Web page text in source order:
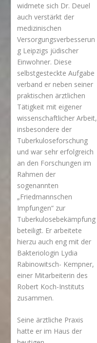
widmete sich Dr. Deuel
auch verstärkt der
medizinischen
Versorgungsverbesserun
g Leipzigs jüdischer
Einwohner. Diese
selbstgesteckte Aufgabe
verband er neben seiner
praktischen ärztlichen
Tätigkeit mit eigener
wissenschaftlicher Arbeit,
insbesondere der
Tuberkuloseforschung
und war sehr erfolgreich
an den Forschungen im
Rahmen der
sogenannten
„Friedmannschen
Impfungen“ zur
Tuberkulosebekämpfung
beteiligt. Er arbeitete
hierzu auch eng mit der
Bakteriologin Lydia
Rabinowitsch- Kempner,
einer Mitarbeiterin des
Robert Koch-Instituts
zusammen.
Seine ärztliche Praxis
hatte er im Haus der